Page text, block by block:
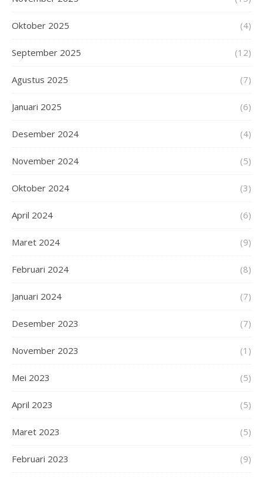
Oktober 2025 (4)
September 2025 (12)
Agustus 2025 (7)
Januari 2025 (6)
Desember 2024 (4)
November 2024 (5)
Oktober 2024 (3)
April 2024 (6)
Maret 2024 (9)
Februari 2024 (8)
Januari 2024 (7)
Desember 2023 (7)
November 2023 (1)
Mei 2023 (5)
April 2023 (5)
Maret 2023 (5)
Februari 2023 (9)